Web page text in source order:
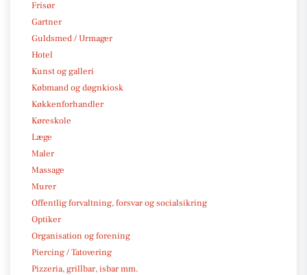
Frisør
Gartner
Guldsmed / Urmager
Hotel
Kunst og galleri
Købmand og døgnkiosk
Køkkenforhandler
Køreskole
Læge
Maler
Massage
Murer
Offentlig forvaltning, forsvar og socialsikring
Optiker
Organisation og forening
Piercing / Tatovering
Pizzeria, grillbar, isbar mm.